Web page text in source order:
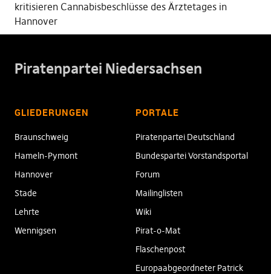
kritisieren Cannabisbeschlüsse des Ärztetages in
Hannover
Piratenpartei Niedersachsen
GLIEDERUNGEN
Braunschweig
Hameln-Pymont
Hannover
Stade
Lehrte
Wennigsen
PORTALE
Piratenpartei Deutschland
Bundespartei Vorstandsportal
Forum
Mailinglisten
Wiki
Pirat-o-Mat
Flaschenpost
Europaabgeordneter Patrick